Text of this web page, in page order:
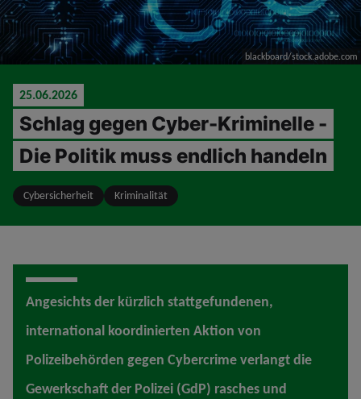
blackboard/stock.adobe.com
25.06.2026
Schlag gegen Cyber-Kriminelle -
Die Politik muss endlich handeln
Cybersicherheit Kriminalität
Angesichts der kürzlich stattgefundenen,
international koordinierten Aktion von
Polizeibehörden gegen Cybercrime verlangt die
Gewerkschaft der Polizei (GdP) rasches und